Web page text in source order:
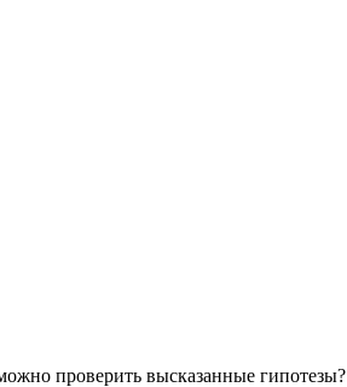
проверить высказанные гипотезы?